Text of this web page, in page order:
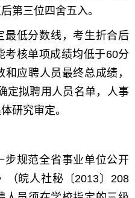
第三位四舍五入。
最低分数线，考生折合后
考核单项成绩均低于60分
应聘人员最终总成绩，
定拟聘用人员名单，人事
研究审定。
步规范全省事业单位公开
（皖人社秘〔2013〕208